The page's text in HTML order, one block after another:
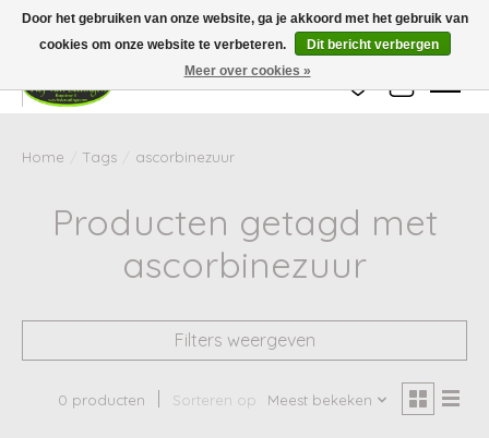
Wij zijn gesloten van 24 december tot en met 25 januari. Houd er rekening mee
dat de levertijd van uw bestelling in deze periode langer kan zijn dan
gebruikelijk.
Verlanglijst
Home Tags ascorbinezuur
Producten getagd met
ascorbinezuur
Filters weergeven
0 producten Sorteren op Meest bekeken
Door het gebruiken van onze website, ga je akkoord met het gebruik van
cookies om onze website te verbeteren.
Dit bericht verbergen
Meer over cookies »